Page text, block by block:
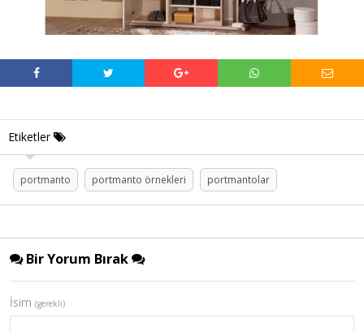
Etiketler
portmanto portmanto örnekleri portmantolar
Bir Yorum Bırak
İsim (gerekli)